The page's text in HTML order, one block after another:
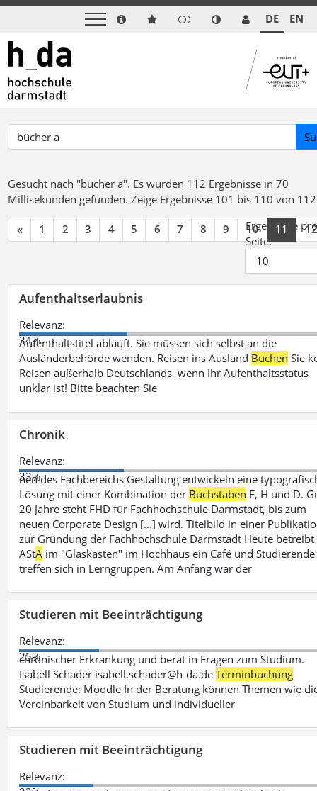
DE EN
Gesucht nach "bücher a". Es wurden 112 Ergebnisse in 70
Millisekunden gefunden.Zeige Ergebnisse 101 bis 110 von
« 1 2 3 4 5 6 7 8 9 10 11 12
Ergebnisse pro
Seite:
Aufenthaltserlaubnis
Relevanz:
34%
Aufenthaltstitel abläuft. Sie müssen sich selbst an die
Ausländerbehörde wenden. Reisen ins Ausland Buchen Sie
Reisen außerhalb Deutschlands, wenn Ihr Aufenthaltsstatus
unklar ist! Bitte beachten Sie
Chronik
Relevanz:
33%
nen des Fachbereichs Gestaltung entwickeln eine
Lösung mit einer Kombination der Buchstaben F, H und D.
20 Jahre steht FHD für Fachhochschule Darmstadt, bis zum
neuen Corporate Design [...] wird. Titelbild in einer
zur Gründung der Fachhochschule Darmstadt Heute
AStA im "Glaskasten" im Hochhaus ein Café und Studierende
treffen sich in Lerngruppen. Am Anfang war der
Studieren mit Beeinträchtigung
Relevanz:
25%
chronischer Erkrankung und berät in Fragen zum Studium.
Isabell Schader isabell.schader@h-da.deTerminbuchung
Studierende: Moodle In der Beratung können Themen wie
Vereinbarkeit von Studium und individueller
Studieren mit Beeinträchtigung
Relevanz: